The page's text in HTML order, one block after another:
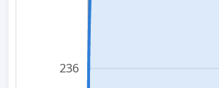
236